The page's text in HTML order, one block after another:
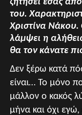
ζητήσει εσάς
του.
Χριστίνα
λάμψει η
θα τον κάνατε
Δεν ξέρω κατά
είναι… Το μόνο
μάλλον ο κακός
μήνα και όχι